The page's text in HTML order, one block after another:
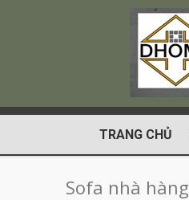
TRANG CHỦ
Sofa nhà hàng